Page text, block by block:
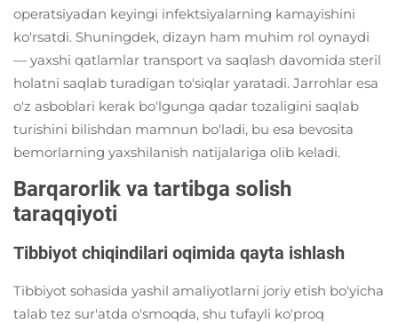
operatsiyadan keyingi infektsiyalarning kamayishini
ko'rsatdi. Shuningdek, dizayn ham muhim rol oynaydi
— yaxshi qatlamlar transport va saqlash davomida steril
holatni saqlab turadigan to'siqlar yaratadi. Jarrohlar esa
o'z asboblari kerak bo'lgunga qadar tozaligini saqlab
turishini bilishdan mamnun bo'ladi, bu esa bevosita
bemorlarning yaxshilanish natijalariga olib keladi.
Barqarorlik va tartibga solish
taraqqiyoti
Tibbiyot chiqindilari oqimida qayta ishlash
Tibbiyot sohasida yashil amaliyotlarni joriy etish bo'yicha
talab tez sur'atda o'smoqda, shu tufayli ko'proq